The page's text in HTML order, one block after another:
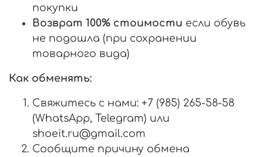
покупки
Возврат 100% стоимости если обувь
не подошла (при сохранении
товарного вида)
Как обменять:
Свяжитесь с нами: +7 (985) 265-58-58
(WhatsApp, Telegram) или
shoeit.ru@gmail.com
Сообщите причину обмена